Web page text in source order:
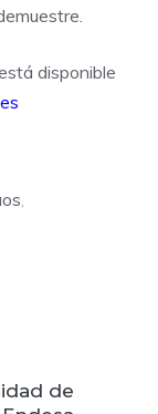
disponible
,
de